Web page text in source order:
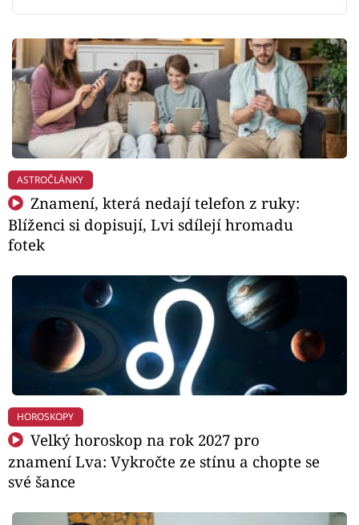
ASTROČLÁNKY
Znamení, která nedají telefon z ruky:
Blíženci si dopisují, Lvi sdílejí hromadu
fotek
HOROSKOPY
Velký horoskop na rok 2027 pro
znamení Lva: Vykročte ze stínu a chopte se
své šance